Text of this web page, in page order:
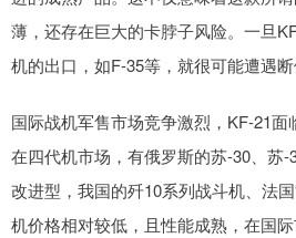
薄，还存在巨大的卡脖子风险。一旦
机的出口，如F-35等，就很可能遭遇断
国际战机军售市场竞争激烈，KF-21面
在四代机市场，有俄罗斯的苏-30、苏-
改进型，我国的歼10系列战斗机、法
机价格相对较低，且性能成熟，在国